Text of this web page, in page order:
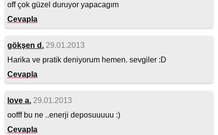
off çok güzel duruyor yapacagım
Cevapla
gökşen d. 29.01.2013
Harika ve pratik deniyorum hemen. sevgiler :D
Cevapla
love a. 29.01.2013
oofff bu ne ..enerji deposuuuuu :)
Cevapla